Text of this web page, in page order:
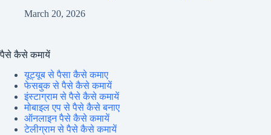
March 20, 2026
पैसे कैसे कमायें
यूट्यूब से पैसा कैसे कमाए
फेसबुक से पैसे कैसे कमायें
इंस्टाग्राम से पैसे कैसे कमायें
मोबाइल एप से पैसे कैसे बनाए
ऑनलाइन पैसे कैसे कमायें
टेलीग्राम से पैसे कैसे कमायें